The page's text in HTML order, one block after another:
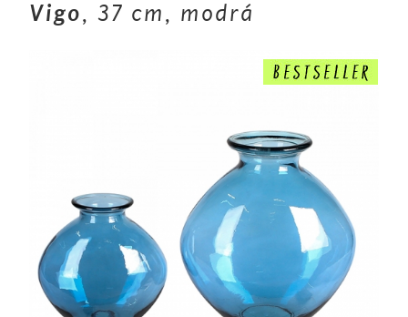
Vigo, 37 cm, modrá